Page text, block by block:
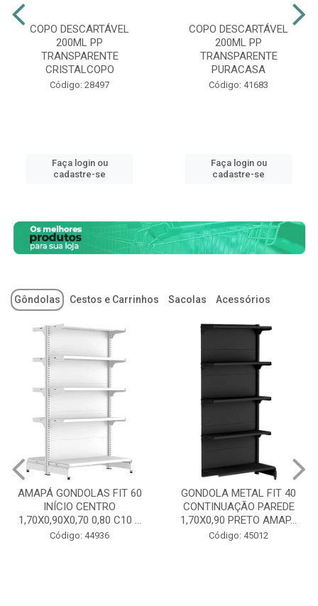
COPO DESCARTÁVEL
200ML PP
TRANSPARENTE
CRISTALCOPO
Código: 28497
Faça login ou
cadastre-se
COPO DESCARTÁVEL
200ML PP
TRANSPARENTE
PURACASA
Código: 41683
Faça login ou
cadastre-se
Gôndolas Cestos e Carrinhos Sacolas Acessórios
GONDOLA METAL FIT 40
CONTINUAÇÃO PAREDE
1,70X0,90 PRETO AMAP...
Código: 45012
GONDOLA METAL FIT 40
INICIO CENTRO 1,70X0,90
PRETO AMAPÁ
Código: 45013